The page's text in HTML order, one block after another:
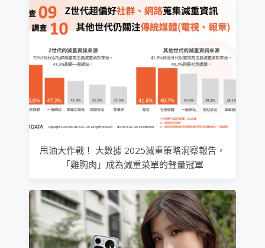
甩油大作戰！ 大數據 2025減重策略洞察報告，
「雞胸肉」成為減重菜單的聲量冠軍